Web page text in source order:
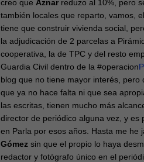
creo que Aznar reduzo al 10%, pero
también locales que reparto, vamos,
tiene que construir vivienda social,
la adjudicación de 2 parcelas a
cooperativa, la de TPC y del resto
Guardia Civil dentro de la #operacion
blog que no tiene mayor interés,
que ya no hace falta ni que sea
las escritas, tienen mucho más
director de periódico alguna vez, y es
en Parla por esos años. Hasta me he
Gómez sin que el propio lo haya
redactor y fotógrafo único en el